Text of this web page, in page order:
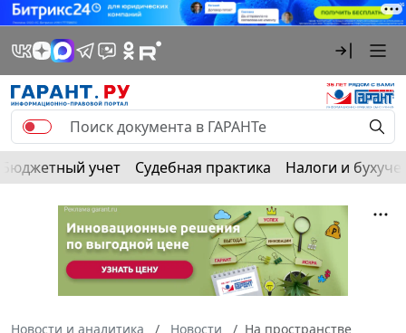
Бюджетный учет Судебная практика Налоги и
Новости и аналитика Новости
На пространстве